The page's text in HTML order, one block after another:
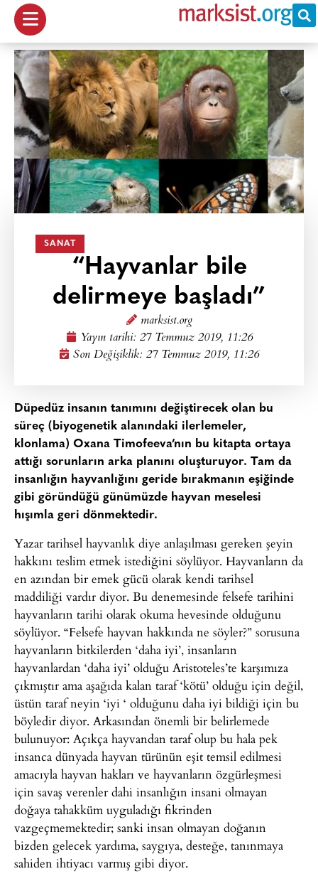
SANAT
“Hayvanlar bile
delirmeye başladı”
marksist.org
Yayın tarihi: 27 Temmuz 2019, 11:26
Son Değişiklik: 27 Temmuz 2019, 11:26
Düpedüz insanın tanımını değiştirecek olan bu
süreç (biyogenetik alanındaki ilerlemeler,
klonlama) Oxana Timofeeva’nın bu kitapta ortaya
attığı sorunların arka planını oluşturuyor. Tam da
insanlığın hayvanlığını geride bırakmanın eşiğinde
gibi göründüğü günümüzde hayvan meselesi
hışımla geri dönmektedir.
Yazar tarihsel hayvanlık diye anlaşılması gereken şeyin
hakkını teslim etmek istediğini söylüyor. Hayvanların da
en azından bir emek gücü olarak kendi tarihsel
maddiliği vardır diyor. Bu denemesinde felsefe tarihini
hayvanların tarihi olarak okuma hevesinde olduğunu
söylüyor. “Felsefe hayvan hakkında ne söyler?” sorusuna
hayvanların bitkilerden ‘daha iyi’, insanların
hayvanlardan ‘daha iyi’ olduğu Aristoteles’te karşımıza
çıkmıştır ama aşağıda kalan taraf ‘kötü’ olduğu için değil,
üstün taraf neyin ‘iyi ‘ olduğunu daha iyi bildiği için bu
böyledir diyor. Arkasından önemli bir belirlemede
bulunuyor: Açıkça hayvandan taraf olup bu hala pek
insanca dünyada hayvan türünün eşit temsil edilmesi
amacıyla hayvan hakları ve hayvanların özgürleşmesi
için savaş verenler dahi insanlığın insani olmayan
doğaya tahakküm uyguladığı fikrinden
vazgeçmemektedir; sanki insan olmayan doğanın
bizden gelecek yardıma, saygıya, desteğe, tanınmaya
sahiden ihtiyacı varmış gibi diyor.